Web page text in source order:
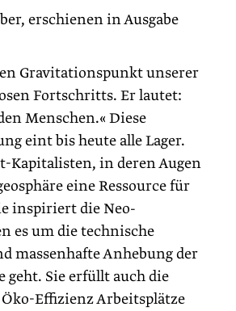
erschienen in Ausgabe
Gravitationspunkt unserer
Fortschritts. Er lautet:
Menschen.« Diese
eint bis heute alle Lager.
Kapitalisten, in deren Augen
eine Ressource für
inspiriert die Neo-
es um die technische
massenhafte Anhebung der
geht. Sie erfüllt auch die
Effizienz Arbeitsplätze